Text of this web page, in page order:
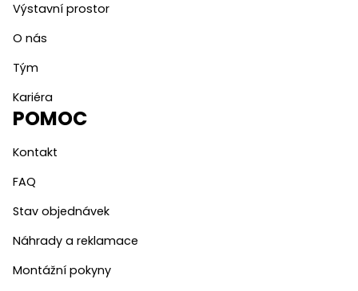
Výstavní prostor
O nás
Tým
Kariéra
POMOC
Kontakt
FAQ
Stav objednávek
Náhrady a reklamace
Montážní pokyny